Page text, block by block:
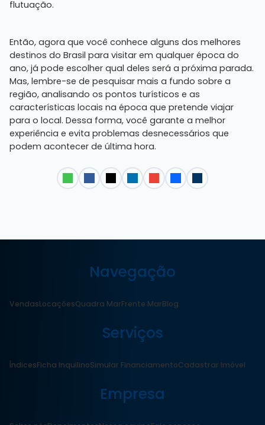
flutuação.
Então, agora que você conhece alguns dos melhores
destinos do Brasil para visitar em qualquer época do
ano, já pode escolher qual deles será a próxima parada.
Mas, lembre-se de pesquisar mais a fundo sobre a
região, analisando os pontos turísticos e as
características locais na época que pretende viajar
para o local. Dessa forma, você garante a melhor
experiência e evita problemas desnecessários que
podem acontecer de última hora.
Navegação
VendasLocaçõesQuadra MarFrente MarBlog
Serviços
ÍndicesFicha InquilinoSimular FinanciamentoCadastrar Imóvel
Empresa